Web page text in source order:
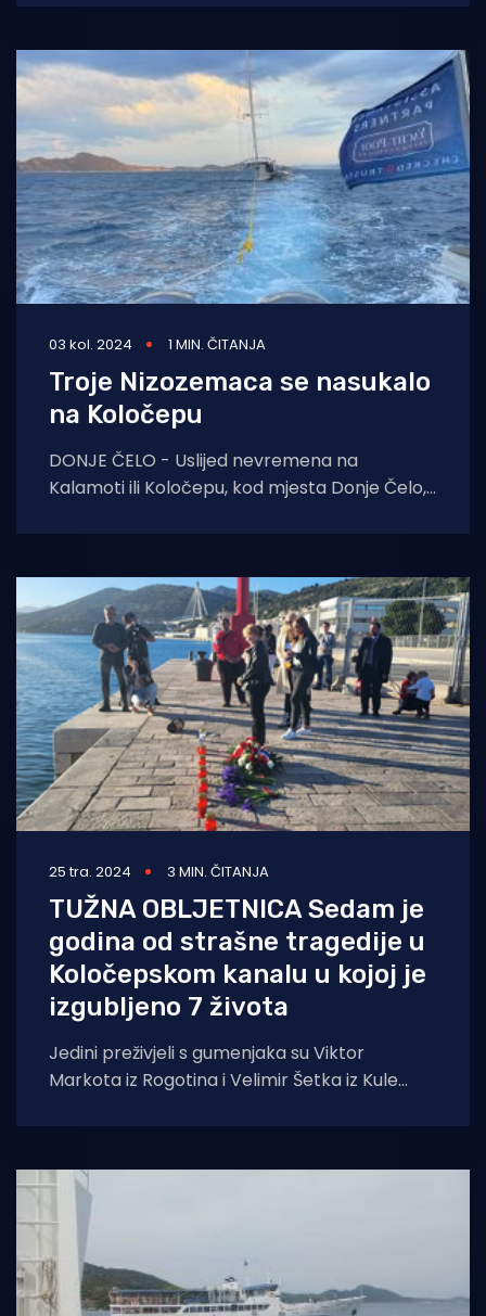
ozlijeđenih i bez onečišćenja
03 kol. 2024 1 MIN. ČITANJA
Troje Nizozemaca se nasukalo
na Koločepu
DONJE ČELO - Uslijed nevremena na
Kalamoti ili Koločepu, kod mjesta Donje Čelo,
zatražilo pomoć.
25 tra. 2024 3 MIN. ČITANJA
TUŽNA OBLJETNICA Sedam je
godina od strašne tragedije u
Koločepskom kanalu u kojoj je
izgubljeno 7 života
Jedini preživjeli s gumenjaka su Viktor
Markota iz Rogotina i Velimir Šetka iz Kule